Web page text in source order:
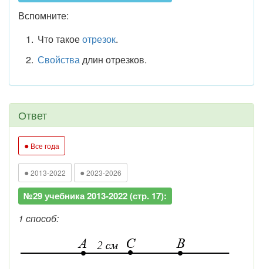
Вспомните:
Что такоеотрезок.
Свойства длин отрезков.
Ответ
● Все года
● 2013-2022 ● 2023-2026
№29 учебника 2013-2022 (стр. 17):
1 способ: